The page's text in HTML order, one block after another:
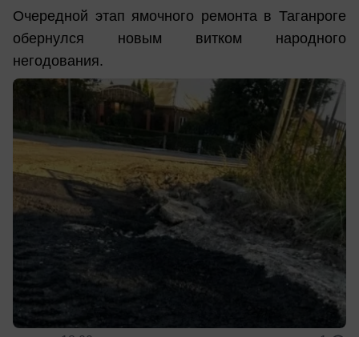
Очередной этап ямочного ремонта в Таганроге
обернулся новым витком народного
негодования.